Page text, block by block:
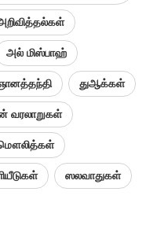
அல் மிஸ்பாஹ்
துஆக்கள்
வரலாறுகள்
ஸலவாதுகள்